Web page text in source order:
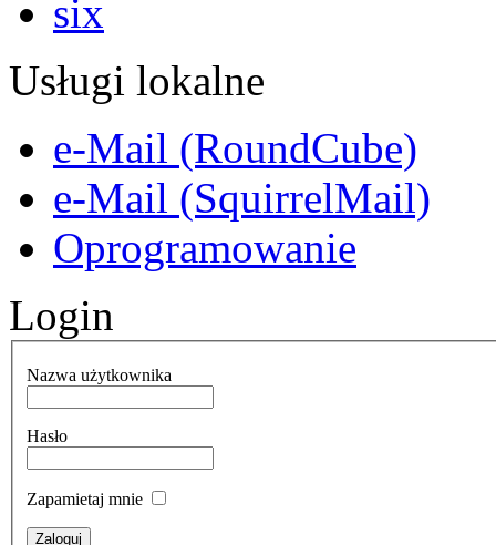
Usługi lokalne
e-Mail (RoundCube)
e-Mail (SquirrelMail)
Oprogramowanie
Login
Nazwa użytkownika
Hasło
Zapamietaj mnie